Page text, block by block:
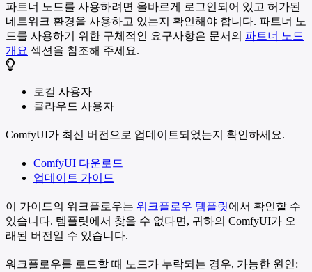
파트너 노드를 사용하려면 올바르게 로그인되어 있고 허가된
네트워크 환경을 사용하고 있는지 확인해야 합니다. 파트너 노
드를 사용하기 위한 구체적인 요구사항은 문서의 파트너 노드
개요 섹션을 참조해 주세요.
로컬 사용자
클라우드 사용자
ComfyUI가 최신 버전으로 업데이트되었는지 확인하세요.
ComfyUI 다운로드
업데이트 가이드
이 가이드의 워크플로우는 워크플로우 템플릿에서 확인할 수
있습니다. 템플릿에서 찾을 수 없다면, 귀하의 ComfyUI가 오
래된 버전일 수 있습니다.
워크플로우를 로드할 때 노드가 누락되는 경우, 가능한 원인: